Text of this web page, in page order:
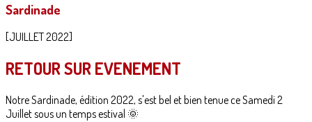
Sardinade
[JUILLET 2022]
RETOUR SUR EVENEMENT
Notre Sardinade, édition 2022, s'est bel et bien tenue ce Samedi 2
Juillet sous un temps estival 🌞